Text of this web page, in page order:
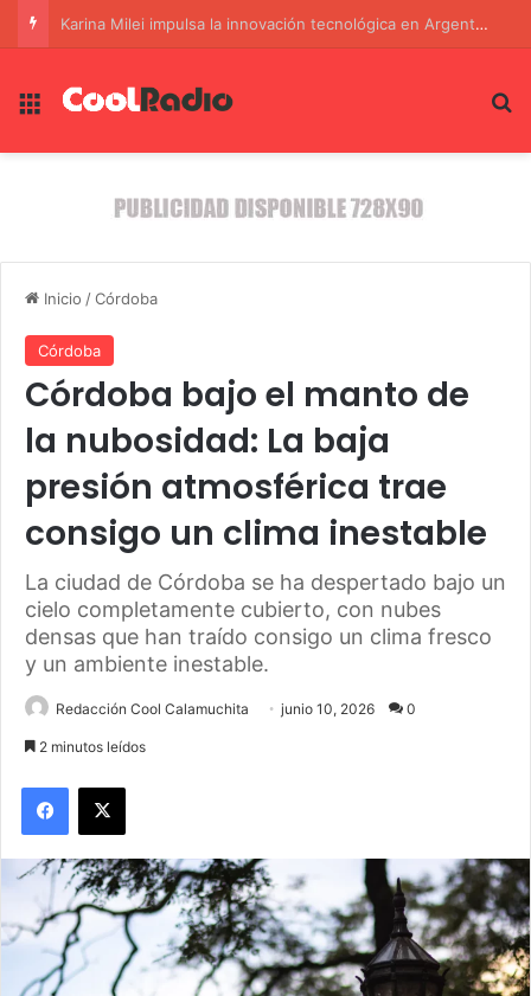
Brasil en la Encrucijada: Crisis Diplomática con Estados Unidos y Argentina
Menú
Inicio /Córdoba
Córdoba
Córdoba bajo el manto de
la nubosidad: La baja
presión atmosférica trae
consigo un clima inestable
La ciudad de Córdoba se ha despertado bajo un
cielo completamente cubierto, con nubes
densas que han traído consigo un clima fresco
y un ambiente inestable.
Redacción Cool Calamuchita junio 10, 2026 0
2 minutos leídos
Facebook
X